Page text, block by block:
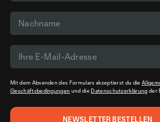
Mit dem Absenden des Formulars akzeptierst du die
Geschäftsbedingungen und die Datenschutzerklärung der